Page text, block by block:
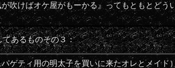
吹けばオケ屋がもーかる』ってもともとどう
あるものその３：
ゲティ用の明太子を買いに来たオレとメイド